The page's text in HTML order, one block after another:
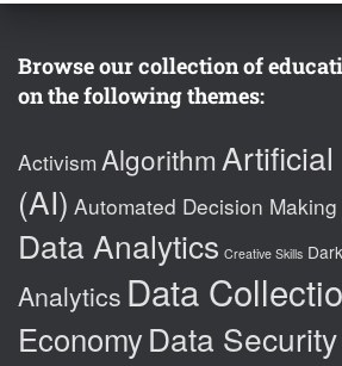
Browse our collection of
on the following themes:
Activism Algorithm
(AI) Automated Decision Making
Data Analytics Creative Skills
Analytics Data
EconomyData Security